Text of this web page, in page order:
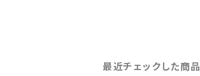
最近チェックした商品